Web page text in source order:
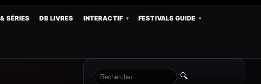
SÉRIES DB LIVRES INTERACTIF FESTIVALS GUIDE
🔍